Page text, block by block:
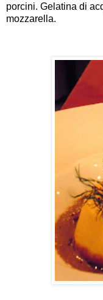
porcini. Gelatina di
mozzarella.